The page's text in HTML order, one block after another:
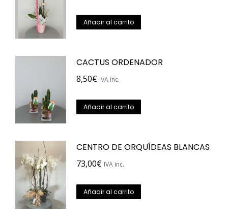
Añadir al carrito
CACTUS ORDENADOR
8,50€ IVA inc.
Añadir al carrito
CENTRO DE ORQUÍDEAS BLANCAS
73,00€ IVA inc.
Añadir al carrito